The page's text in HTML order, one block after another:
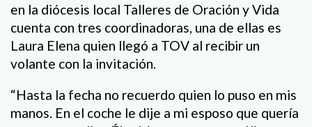
en la diócesis local Talleres de Oración y Vida
cuenta con tres coordinadoras, una de ellas es
Laura Elena quien llegó a TOV al recibir un
volante con la invitación.
“Hasta la fecha no recuerdo quien lo puso en mis
manos. En el coche le dije a mi esposo que quería